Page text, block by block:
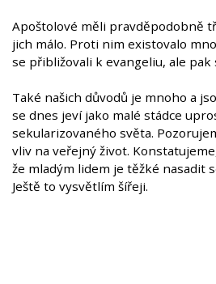
Apoštolové měli pravděpodobně
jich málo. Proti nim existovalo
se přibližovali k evangeliu, ale pak
Také našich důvodů je mnoho a
se dnes jeví jako malé stádce
sekularizovaného světa.
vliv na veřejný život.
že mladým lidem je těžké nasadit
Ještě to vysvětlím šířeji.